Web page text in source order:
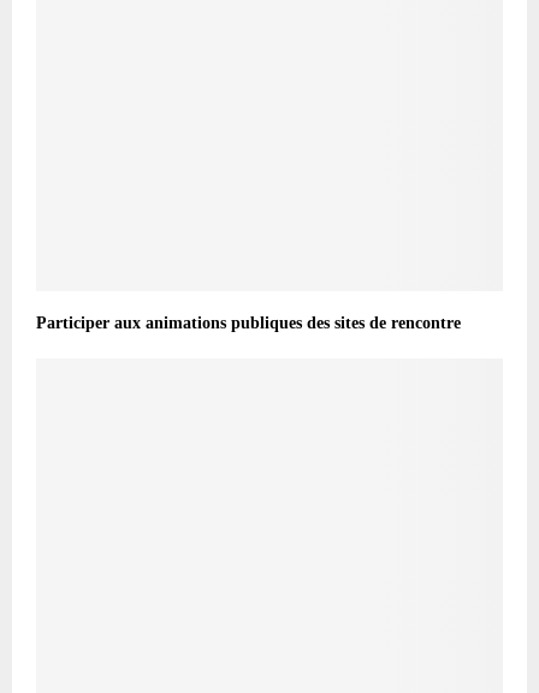
Participer aux animations publiques des sites de rencontre